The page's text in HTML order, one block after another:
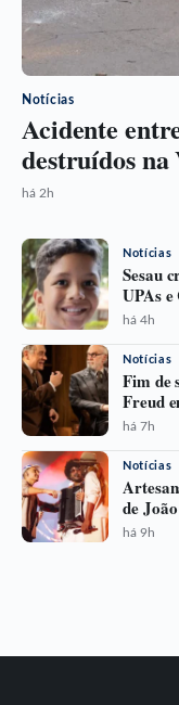
Notícias
Acidente
destruídos
há 2h
Notícias
Sesau
UPAs
há 4h
Notícias
Fim de
Freud
há 7h
Notícias
de
há 9h